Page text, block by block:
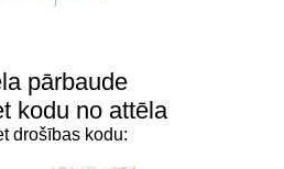
pārbaude
kodu no attēla
drošības kodu: